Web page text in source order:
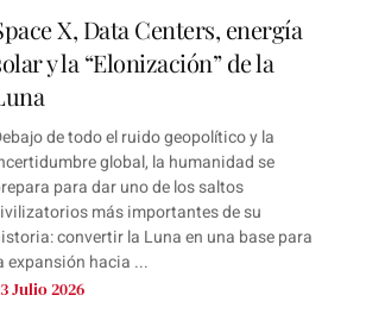
X, Data Centers, energía
y la “Elonización” de la
de todo el ruido geopolítico y la
global, la humanidad se
para dar uno de los saltos
más importantes de su
convertir la Luna en una base para
expansión hacia ...
Julio 2026